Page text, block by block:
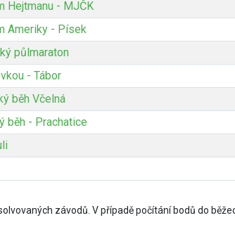
Hejtmanu - MJČK
Ameriky - Písek
půlmaraton
- Tábor
běh Včelná
běh - Prachatice
závodů. V případě počítání bodů do